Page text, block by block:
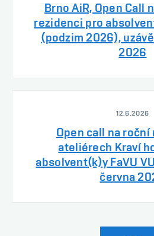
Brno AiR, Open Call
rezidenci pro
(podzim 2026),
2026
12.6.2026
Open call na
ateliérech Kraví
absolvent(k)y FaVU
června